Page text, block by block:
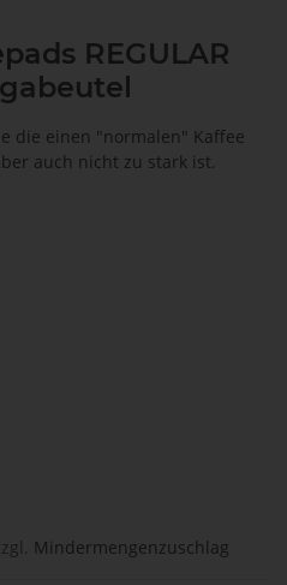
REGULAR
die einen "normalen" Kaffee
auch nicht zu stark ist.
Mindermengenzuschlag